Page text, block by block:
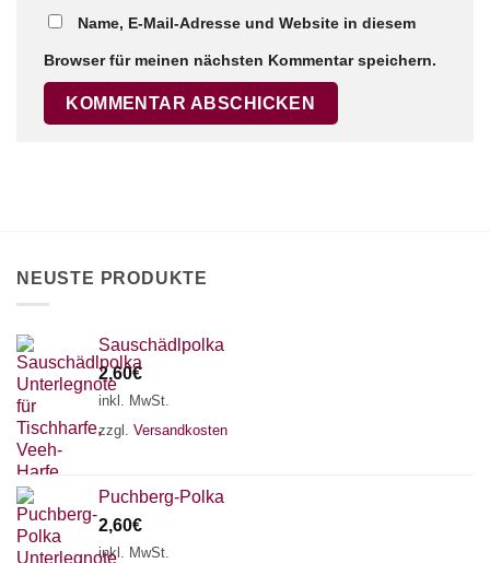
Name, E-Mail-Adresse und Website in diesem
Browser für meinen nächsten Kommentar speichern.
NEUSTE PRODUKTE
Sauschädlpolka
2,60€
inkl. MwSt.
zzgl. Versandkosten
Puchberg-Polka
2,60€
inkl. MwSt.